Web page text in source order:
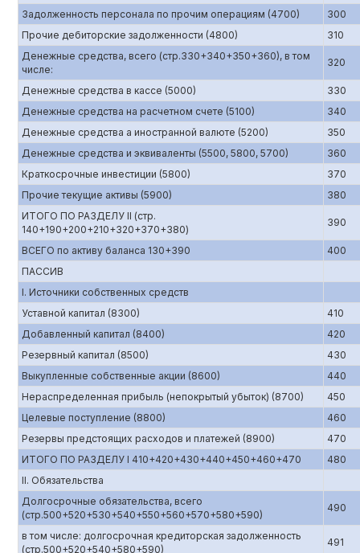
Задолженность персонала по прочим операциям (4700)
300
Прочие дебиторские задолженности (4800)
310
Денежные средства, всего (стр.330+340+350+360), в том
числе:
320
Денежные средства в кассе (5000)
330
Денежные средства на расчетном счете (5100)
340
Денежные средства а иностранной валюте (5200)
350
Денежные средства и эквиваленты (5500, 5800, 5700)
360
Краткосрочные инвестиции (5800)
370
Прочие текущие активы (5900)
380
ИТОГО ПО РАЗДЕЛУ II (стр.
140+190+200+210+320+370+380)
390
ВСЕГО по активу баланса 130+390
400
ПАССИВ
I. Источники собственных средств
Уставной капитал (8300)
410
Добавленный капитал (8400)
420
Резервный капитал (8500)
430
Выкупленные собственные акции (8600)
440
Нераспределенная прибыль (непокрытый убыток) (8700)
450
Целевые поступление (8800)
460
Резервы предстоящих расходов и платежей (8900)
470
ИТОГО ПО РАЗДЕЛУ I 410+420+430+440+450+460+470
480
II. Обязательства
Долгосрочные обязательства, всего
(стр.500+520+530+540+550+560+570+580+590)
490
в том числе: долгосрочная кредиторская задолженность
(стр.500+520+540+580+590)
491